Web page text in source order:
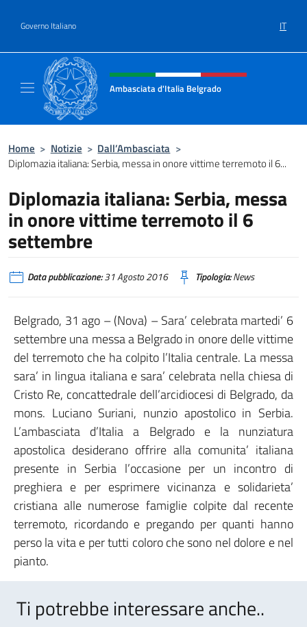
Governo Italiano IT
Intestazione sito, social e menù
Ambasciata d'Italia Belgrado
Home > Notizie > Dall’Ambasciata >
Diplomazia italiana: Serbia, messa in onore vittime terremoto il 6...
Diplomazia italiana: Serbia, messa
in onore vittime terremoto il 6
settembre
Data pubblicazione:31 Agosto 2016 Tipologia:News
Belgrado, 31 ago – (Nova) – Sara’ celebrata martedi’ 6
settembre una messa a Belgrado in onore delle vittime
del terremoto che ha colpito l’Italia centrale. La messa
sara’ in lingua italiana e sara’ celebrata nella chiesa di
Cristo Re, concattedrale dell’arcidiocesi di Belgrado, da
mons. Luciano Suriani, nunzio apostolico in Serbia.
L’ambasciata d’Italia a Belgrado e la nunziatura
apostolica desiderano offrire alla comunita’ italiana
presente in Serbia l’occasione per un incontro di
preghiera e per esprimere vicinanza e solidarieta’
cristiana alle numerose famiglie colpite dal recente
terremoto, ricordando e pregando per quanti hanno
perso la vita e per tutti coloro che sono nel dolore e nel
pianto.
Ti potrebbe interessare anche..